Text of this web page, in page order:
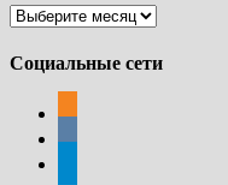
Архивы
Социальные сети